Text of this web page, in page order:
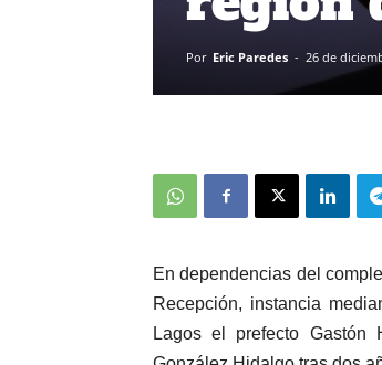
Por Eric Paredes - 26 de
En dependencias del
Recepción, instancia
Lagos el prefecto Gastón